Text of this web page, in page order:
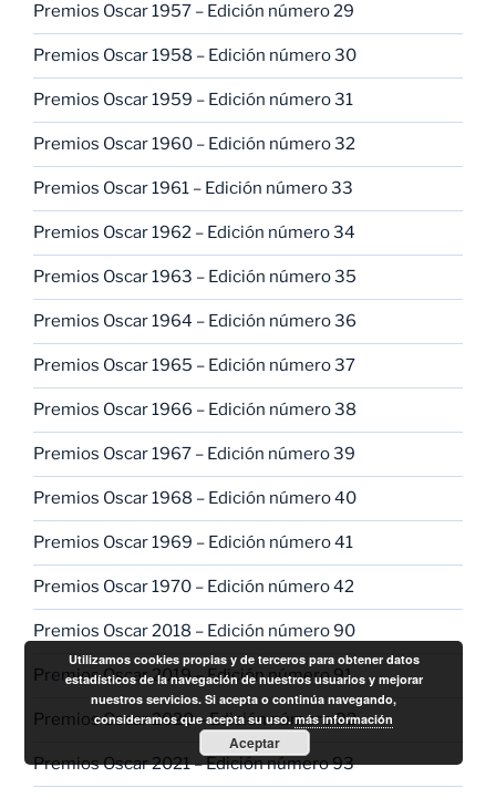
Premios Oscar 1957 – Edición número 29
Premios Oscar 1958 – Edición número 30
Premios Oscar 1959 – Edición número 31
Premios Oscar 1960 – Edición número 32
Premios Oscar 1961 – Edición número 33
Premios Oscar 1962 – Edición número 34
Premios Oscar 1963 – Edición número 35
Premios Oscar 1964 – Edición número 36
Premios Oscar 1965 – Edición número 37
Premios Oscar 1966 – Edición número 38
Premios Oscar 1967 – Edición número 39
Premios Oscar 1968 – Edición número 40
Premios Oscar 1969 – Edición número 41
Premios Oscar 1970 – Edición número 42
Premios Oscar 2018 – Edición número 90
Premios Oscar 2019 – Edición número 91
Premios Oscar 2020 – Edición número 92
Premios Oscar 2021 – Edición número 93
Utilizamos cookies propias y de terceros para obtener datos
estadísticos de la navegación de nuestros usuarios y mejorar
nuestros servicios. Si acepta o continúa navegando,
consideramos que acepta su uso.más información
Aceptar